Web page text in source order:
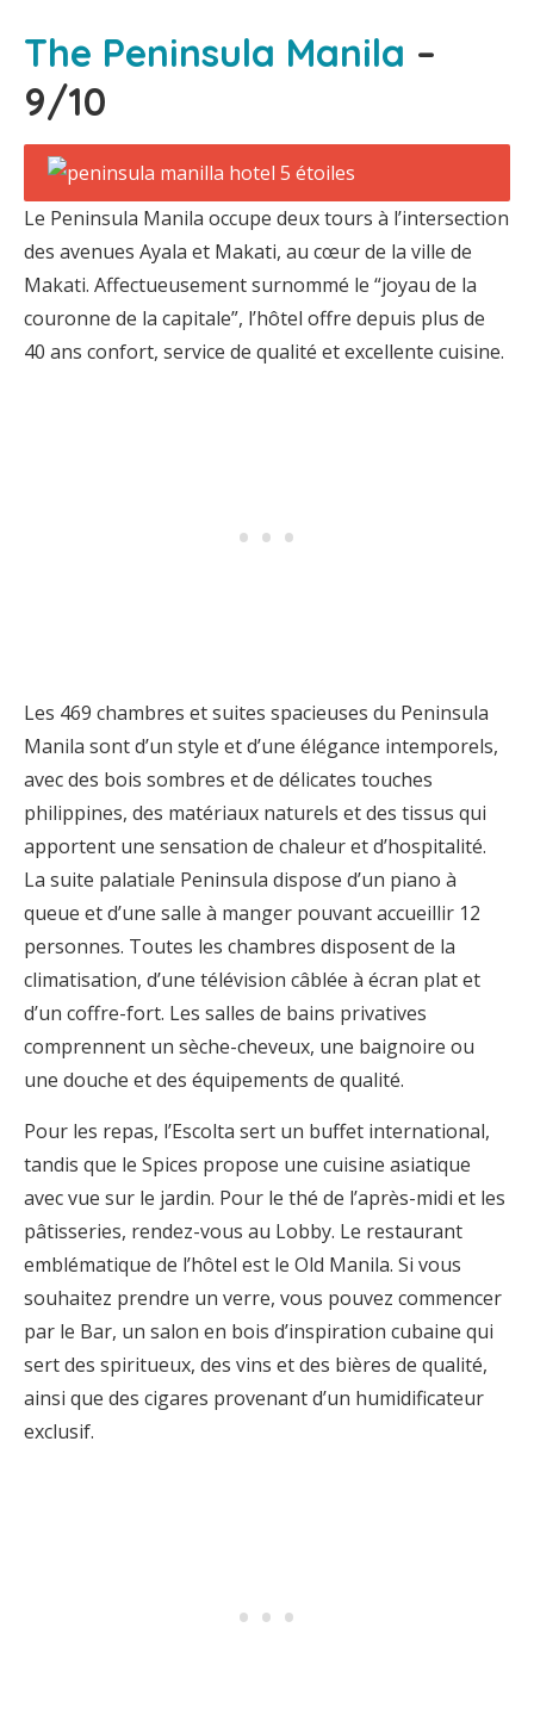
The Peninsula Manila –
9/10
Le Peninsula Manila occupe deux tours à l’intersection
des avenues Ayala et Makati, au cœur de la ville de
Makati. Affectueusement surnommé le “joyau de la
couronne de la capitale”, l’hôtel offre depuis plus de
40 ans confort, service de qualité et excellente cuisine.
Les 469 chambres et suites spacieuses du Peninsula
Manila sont d’un style et d’une élégance intemporels,
avec des bois sombres et de délicates touches
philippines, des matériaux naturels et des tissus qui
apportent une sensation de chaleur et d’hospitalité.
La suite palatiale Peninsula dispose d’un piano à
queue et d’une salle à manger pouvant accueillir 12
personnes. Toutes les chambres disposent de la
climatisation, d’une télévision câblée à écran plat et
d’un coffre-fort. Les salles de bains privatives
comprennent un sèche-cheveux, une baignoire ou
une douche et des équipements de qualité.
Pour les repas, l’Escolta sert un buffet international,
tandis que le Spices propose une cuisine asiatique
avec vue sur le jardin. Pour le thé de l’après-midi et les
pâtisseries, rendez-vous au Lobby. Le restaurant
emblématique de l’hôtel est le Old Manila. Si vous
souhaitez prendre un verre, vous pouvez commencer
par le Bar, un salon en bois d’inspiration cubaine qui
sert des spiritueux, des vins et des bières de qualité,
ainsi que des cigares provenant d’un humidificateur
exclusif.